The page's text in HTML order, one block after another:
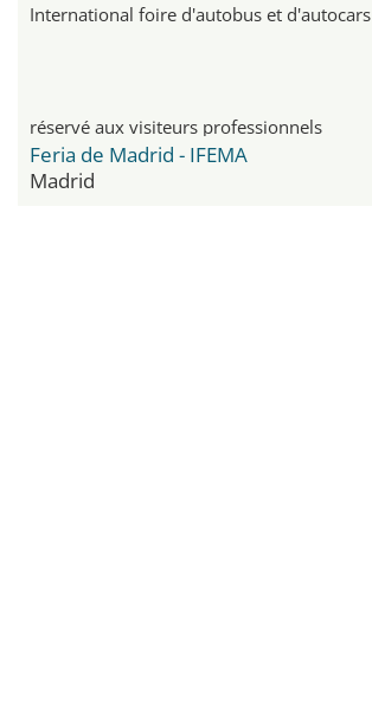
International foire d'autobus et d'autocars
réservé aux visiteurs professionnels
Feria de Madrid - IFEMA
Madrid